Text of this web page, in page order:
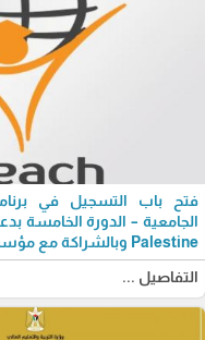
فتح باب التسجيل في
Palestine وبالشراكة مع مؤسسة Reach
التفاصيل ...